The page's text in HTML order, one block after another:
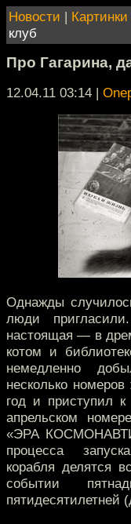
Новости | Картинки
клуб
Про Гагарина,
12.04.11 03:14 |
Однажды
люди
настоящая — в
котом и
немедленно
несколько
год и приступил
апрельском
«ЭРА
процесса
корабля делятся
событии
пятидесятилетней